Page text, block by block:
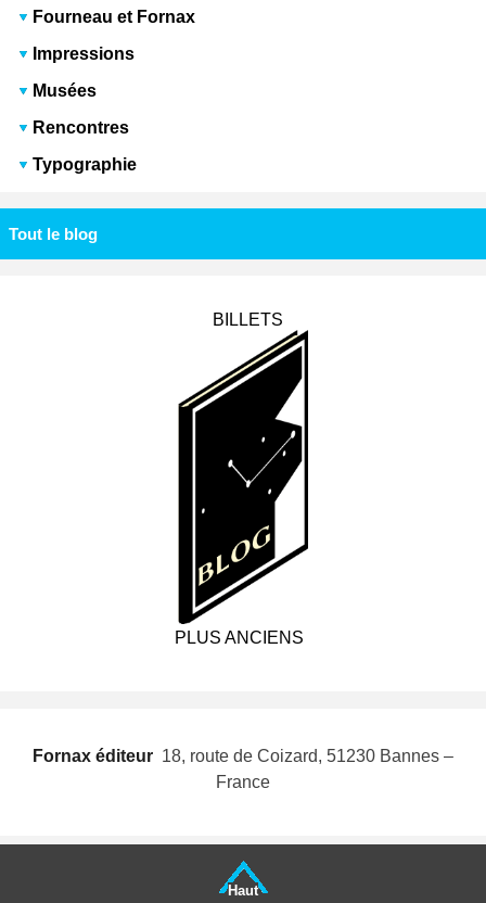
Fourneau et Fornax
Impressions
Musées
Rencontres
Typographie
Tout le blog
BILLETS
PLUS ANCIENS
Fornax éditeur  18, route de Coizard, 51230 Bannes –
France
Haut